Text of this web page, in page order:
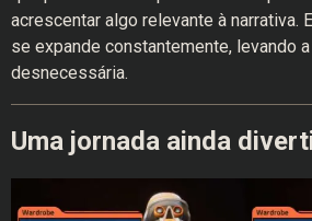
acrescentar algo relevante à narrativa.
se expande constantemente, levando
desnecessária.
Uma jornada ainda